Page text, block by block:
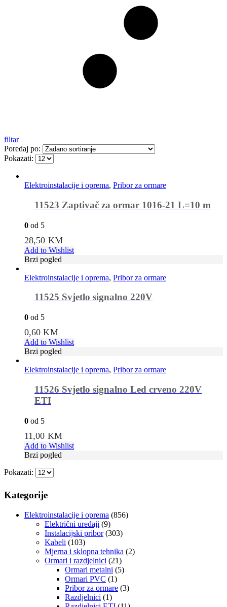
filtar
Poredaj po:
Pokazati:
Elektroinstalacije i oprema, Pribor za ormare
11523 Zaptivač za ormar 1016-21 L=10 m
0 od 5
28,50 KM
Add to Wishlist
Brzi pogled
Elektroinstalacije i oprema, Pribor za ormare
11525 Svjetlo signalno 220V
0 od 5
0,60KM
Add to Wishlist
Brzi pogled
Elektroinstalacije i oprema, Pribor za ormare
11526 Svjetlo signalno Led crveno 220V
ETI
0 od 5
11,00 KM
Add to Wishlist
Brzi pogled
Pokazati:
Kategorije
Elektroinstalacije i oprema (856)
Električni uređaji (9)
Instalacijski pribor (303)
Kabeli (103)
Mjerna i sklopna tehnika (2)
Ormari i razdjelnici (21)
Ormari metalni (5)
Ormari PVC (1)
Pribor za ormare (3)
Razdjelnici (1)